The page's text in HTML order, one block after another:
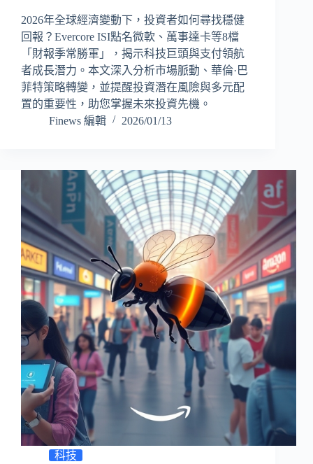
2026年全球經濟變動下，投資者如何尋找穩健
回報？Evercore ISI點名微軟、萬事達卡等8檔
「財報季常勝軍」，揭示科技巨頭與支付領航
者成長潛力。本文深入分析市場脈動、華倫·巴
菲特策略轉變，並提醒投資潛在風險與多元配
置的重要性，助您掌握未來投資先機。
Finews 編輯
2026/01/13
科技